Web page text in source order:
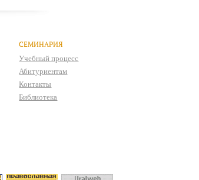
СЕМИНАРИЯ
Учебный процесс
Абитуриентам
Контакты
Библиотека